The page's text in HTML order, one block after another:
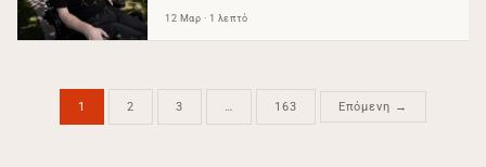
12 Μαρ · 1 λεπτό
1 2 3 … 163 Επόμενη →